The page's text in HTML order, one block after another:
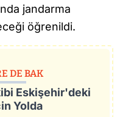
jandarma
öğrenildi.
DE BAK
Eskişehir'deki
Yolda